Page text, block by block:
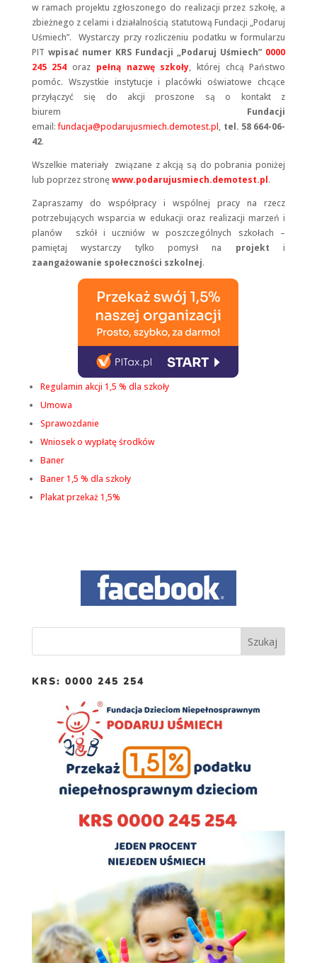
w ramach projektu zgłoszonego do realizacji przez szkołę, a
zbieżnego z celami i działalnością statutową Fundacji „Podaruj
Uśmiech”. Wystarczy przy rozliczeniu podatku w formularzu
PIT wpisać numer KRS Fundacji „Podaruj Uśmiech” 0000
245 254 oraz pełną nazwę szkoły, której chcą Państwo
pomóc. Wszystkie instytucje i placówki oświatowe chcące
przyłączyć się do akcji proszone są o kontakt z
biurem Fundacji
email:fundacja@podarujusmiech.demotest.pl, tel. 58 664-06-
42.
Wszelkie materiały związane z akcją są do pobrania poniżej
lub poprzez stronęwww.podarujusmiech.demotest.pl.
Zapraszamy do współpracy i wspólnej pracy na rzecz
potrzebujących wsparcia w edukacji oraz realizacji marzeń i
planów szkół i uczniów w poszczególnych szkołach –
pamiętaj wystarczy tylko pomysł na projekt i
zaangażowanie społeczności szkolnej.
Regulamin akcji 1,5 % dla szkoły
Umowa
Sprawozdanie
Wniosek o wypłatę środków
Baner
Baner 1,5 % dla szkoły
Plakat przekaż 1,5%
KRS: 0000 245 254
Doświadczenie
Aby nasza strona
internetowa
działała jak
najlepiej podczas
na nią. Jeśli
cookie, niektóre
internetowej.
Marketing
Udostępniając
swoje
zainteresowania i
zachowania
podczas
odwiedzania naszej
strony, zwiększasz
szansę na
zobaczenie
spersonalizowanych